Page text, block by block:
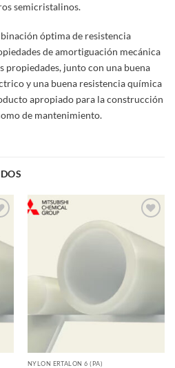
semicristalinos.
óptima de resistencia
de amortiguación mecánica
propiedades, junto con una buena
y una buena resistencia química
apropiado para la construcción
de mantenimiento.
wishlist
NYLON ERTALON 6 (PA)